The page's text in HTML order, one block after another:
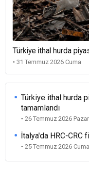
Türkiye ithal hurda
• 31 Temmuz 2026 Cuma
Türkiye ithal hurda
tamamlandı
• 26 Temmuz 2026 Pazar
İtalya'da HRC-CRC
• 25 Temmuz 2026